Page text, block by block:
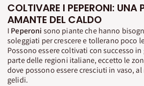
COLTIVARE I PEPERONI: UNA
AMANTE DEL CALDO
I Peperoni sono piante che hanno
soleggiati per crescere e tollerano poco
Possono essere coltivati con successo
parte delle regioni italiane, eccetto le
dove possono essere cresciuti in vaso,
gelidi.